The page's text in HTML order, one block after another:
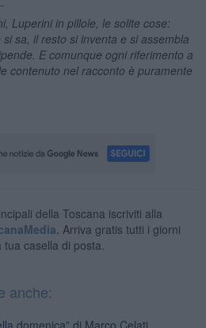
Luperini in pillole, le solite cose:
sa, il resto si inventa e si assembla
E comunque ogni riferimento a
contenuto nel racconto è puramente
della Toscana iscriviti alla
Arriva gratis tutti i giorni
casella di posta.
anche:
domenica” di Marco Celati